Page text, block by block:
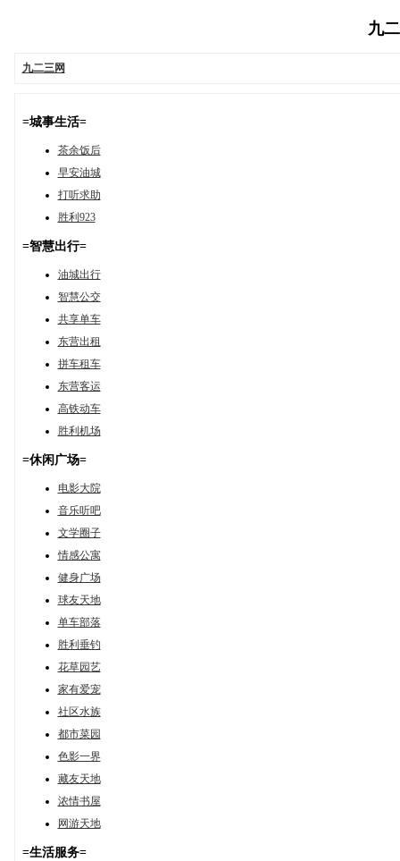
九
九二三网
=城事生活=
茶余饭后
早安油城
打听求助
胜利923
=智慧出行=
油城出行
智慧公交
共享单车
东营出租
拼车租车
东营客运
高铁动车
胜利机场
=休闲广场=
电影大院
音乐听吧
文学圈子
情感公寓
健身广场
球友天地
单车部落
胜利垂钓
花草园艺
家有爱宠
社区水族
都市菜园
色影一界
藏友天地
浓情书屋
网游天地
=生活服务=